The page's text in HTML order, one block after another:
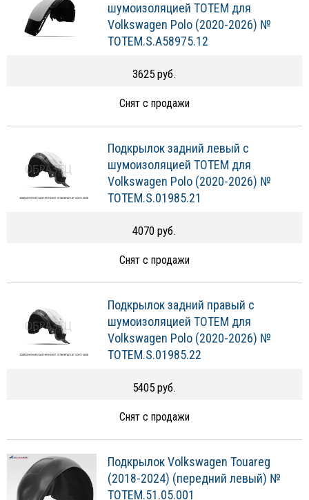
шумоизоляцией TOTEM для
Volkswagen Polo (2020-2026) №
TOTEM.S.A58975.12
3625 руб.
Снят с продажи
Подкрылок задний левый с
шумоизоляцией TOTEM для
Volkswagen Polo (2020-2026) №
TOTEM.S.01985.21
4070 руб.
Снят с продажи
Подкрылок задний правый с
шумоизоляцией TOTEM для
Volkswagen Polo (2020-2026) №
TOTEM.S.01985.22
5405 руб.
Снят с продажи
Подкрылок Volkswagen Touareg
(2018-2024) (передний левый) №
TOTEM.51.05.001